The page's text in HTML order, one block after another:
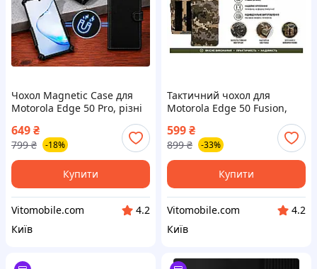
Чохол Magnetic Case для
Motorola Edge 50 Pro, різні
649₴
799 ₴ -18%
Купити
Vitomobile.com
4.2
Київ
Тактичний чохол для
Motorola Edge 50 Fusion,
Edge 50 Ultra, кріпиться до
спорядження на липучці
599₴
899 ₴ -33%
Купити
Vitomobile.com
4.2
Київ